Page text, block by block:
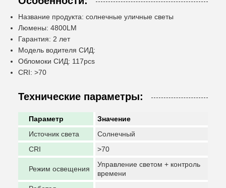
Название продукта: солнечные уличные светы
Люмены: 4800LM
Гарантия: 2 лет
Модель водителя СИД:
Обломоки СИД: 117pcs
CRI: >70
Технические параметры:
Параметр
Значение
Источник света
Солнечный
CRI
>70
Режим освещения
Управление светом + контроль
времени